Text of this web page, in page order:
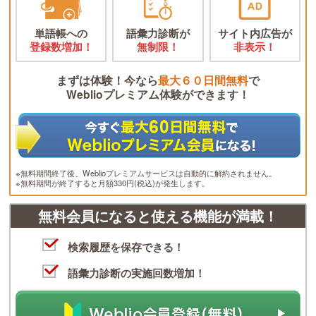
単語帳への
登録数増加！
語彙力診断が
無制限！
サイト内広告が
非表示！
まずは体験！今なら最大６０日間無料で
Weblioプレミアム体験ができます！
※無料期間終了後、Weblioプレミアムサービスは自動的に解約されません。
※無料期間が終了すると月額330円(税込)が発生します。
無料会員になると使える機能が満載！
検索履歴を保存できる！
語彙力診断の実施回数増加！